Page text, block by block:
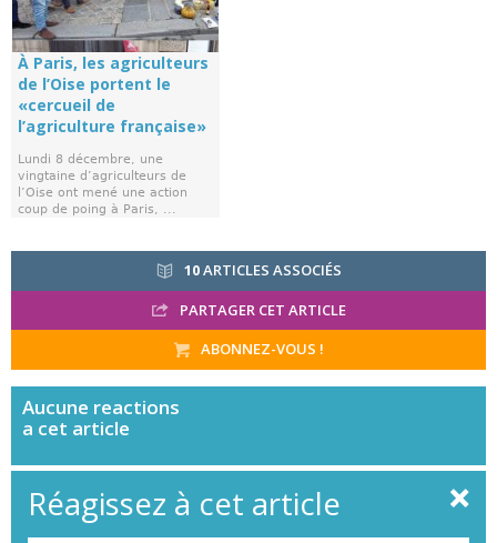
À Paris, les agriculteurs
de l’Oise portent le
«cercueil de
l’agriculture française»
Lundi 8 décembre, une
vingtaine d’agriculteurs de
l’Oise ont mené une action
coup de poing à Paris, ...
10ARTICLES ASSOCIÉS
PARTAGER CET ARTICLE
ABONNEZ-VOUS !
Aucune reactions
a cet article
Réagissez à cet article